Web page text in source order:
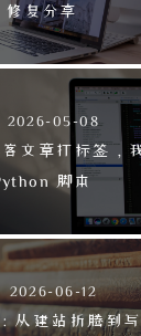
修复分享
2026-05-08
文章打标签，
脚本
2026-06-12
从建站折腾到